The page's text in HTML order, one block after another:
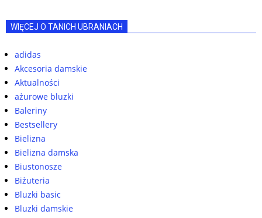
WIĘCEJ O TANICH UBRANIACH
adidas
Akcesoria damskie
Aktualności
ażurowe bluzki
Baleriny
Bestsellery
Bielizna
Bielizna damska
Biustonosze
Biżuteria
Bluzki basic
Bluzki damskie